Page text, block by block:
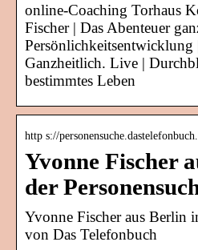
online-Coaching Torhaus
Fischer | Das Abenteuer
Ganzheitlich. Live |
bestimmtes Leben
http s://
Yvonne Fischer
der
Yvonne Fischer aus Berlin
von Das Telefonbuch